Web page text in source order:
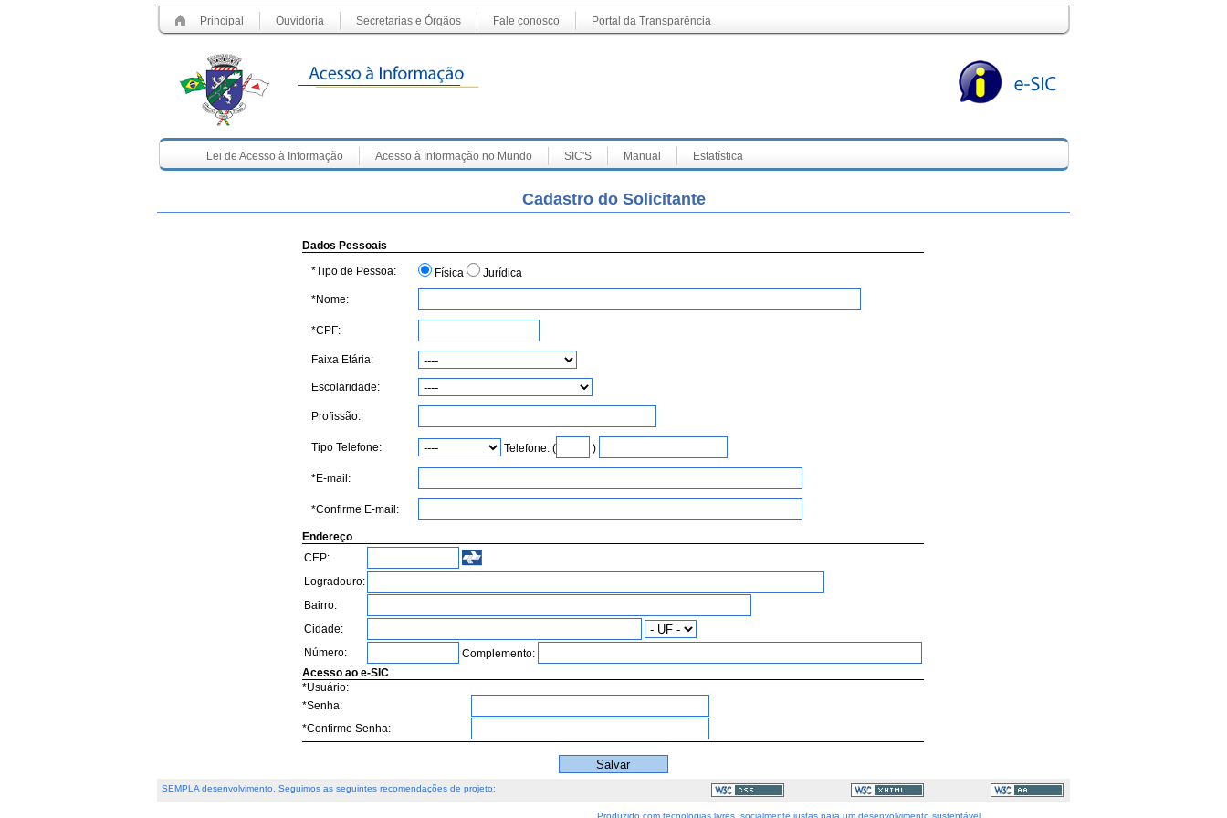
Principal Ouvidoria Secretarias e Órgãos Fale conosco Portal da Transparência
Lei de Acesso à Informação Acesso à Informação no Mundo SIC'S Manual Estatística
Cadastro do Solicitante
Dados Pessoais
*Tipo de Pessoa:
Física Jurídica
*Nome:
*CPF:
Faixa Etária:
Escolaridade:
Profissão:
Tipo Telefone: Telefone: ( )
*E-mail:
*Confirme E-mail:
Endereço
CEP:
Logradouro:
Bairro:
Cidade:
Número:
Complemento:
Acesso ao e-SIC
*Usuário:
*Senha:
*Confirme Senha:
SEMPLA desenvolvimento. Seguimos as seguintes recomendações de projeto:
Produzido com tecnologias livres, socialmente justas para um desenvolvimento sustentável.